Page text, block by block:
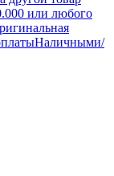
или любого
Наличными/